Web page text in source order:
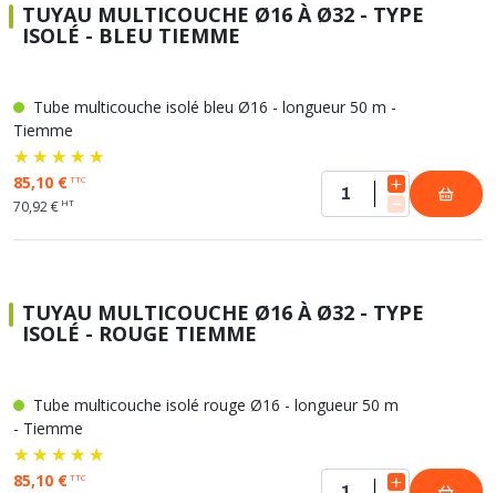
TUYAU MULTICOUCHE Ø16 À Ø32 - TYPE
ISOLÉ - BLEU TIEMME
Tube multicouche isolé bleu Ø16 - longueur 50 m -
Tiemme
85,10 €TTC
70,92 € HT
TUYAU MULTICOUCHE Ø16 À Ø32 - TYPE
ISOLÉ - ROUGE TIEMME
Tube multicouche isolé rouge Ø16 - longueur 50 m
- Tiemme
85,10 €TTC